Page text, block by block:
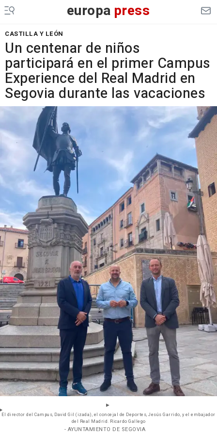
europa press
CASTILLA Y LEÓN
Un centenar de niños
participará en el primer Campus
Experience del Real Madrid en
Segovia durante las vacaciones
El director del Campus, David Gil (izada), el concejal de Deportes, Jesús Garrido, y el embajador
del Real Madrid. Ricardo Gallego
- AYUNTAMIENTO DE SEGOVIA